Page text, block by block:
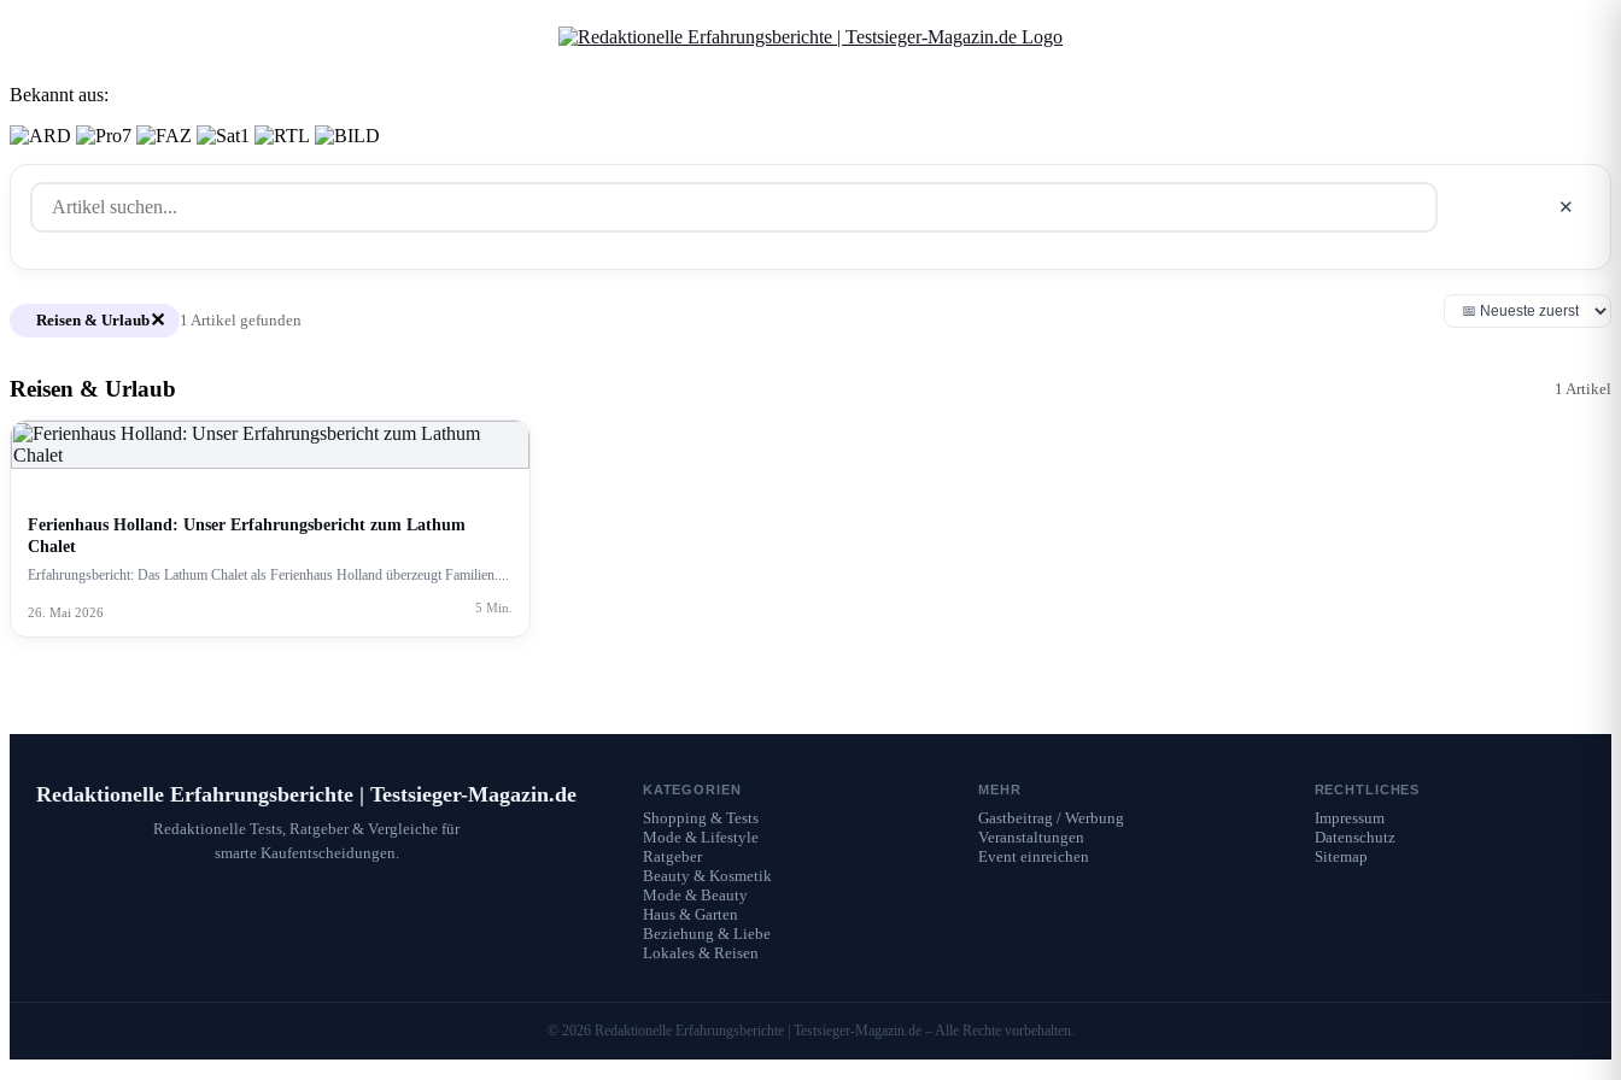
Bekannt aus:
✕
Reisen & Urlaub✕ 1 Artikel gefunden
Reisen & Urlaub 1 Artikel
Ferienhaus Holland: Unser Erfahrungsbericht zum Lathum
Chalet
Erfahrungsbericht: Das Lathum Chalet als Ferienhaus Holland überzeugt Familien....
26. Mai 2026 5 Min.
Redaktionelle Erfahrungsberichte | Testsieger-Magazin.de
Redaktionelle Tests, Ratgeber & Vergleiche für
smarte Kaufentscheidungen.
KATEGORIEN
Shopping & Tests
Mode & Lifestyle
Ratgeber
Beauty & Kosmetik
Mode & Beauty
Haus & Garten
Beziehung & Liebe
Lokales & Reisen
MEHR
Gastbeitrag / Werbung
Veranstaltungen
Event einreichen
RECHTLICHES
Impressum
Datenschutz
Sitemap
© 2026 Redaktionelle Erfahrungsberichte | Testsieger-Magazin.de – Alle Rechte vorbehalten.